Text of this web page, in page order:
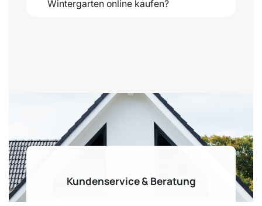
Wintergarten online kaufen?
Kundenservice & Beratung